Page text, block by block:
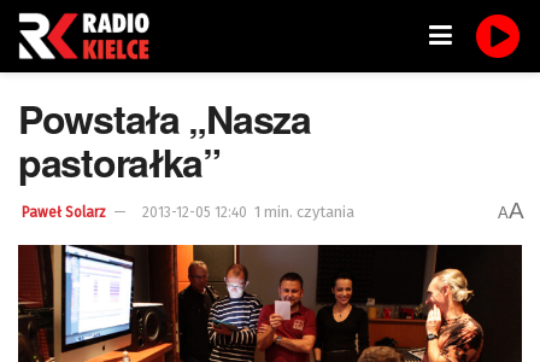
Powstała „Nasza
pastorałka”
Paweł Solarz 2013-12-05 12:40 1 min. czytania AA